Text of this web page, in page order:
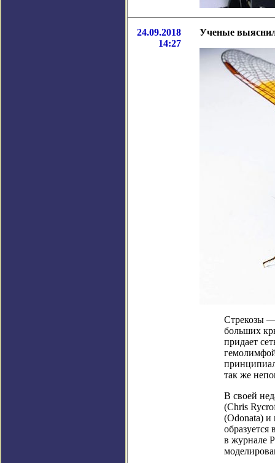
24.09.2018
14:27
Ученые
Стрекозы
больших
придает
так же
В своей
(Chris
(Odonata) и
образуется
в журнале